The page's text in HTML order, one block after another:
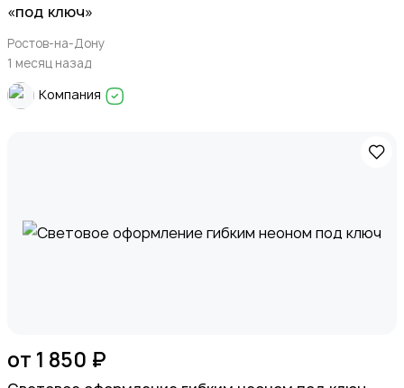
«под ключ»
Ростов-на-Дону
1 месяц назад
Компания
от 1 850 ₽